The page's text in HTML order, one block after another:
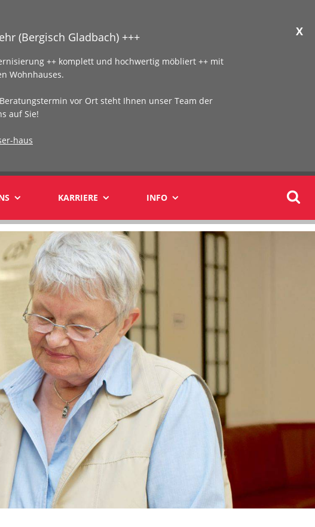
X
(Bergisch Gladbach) +++
++ komplett und hochwertig möbliert ++ mit
Wohnhauses.
vor Ort steht Ihnen unser Team der
auf Sie!
haus
KARRIERE INFO